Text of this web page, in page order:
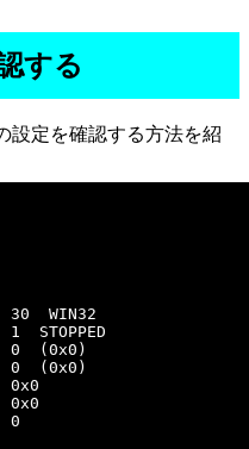
する
設定を確認する方法を紹
30  WIN32
1  STOPPED
0  (0x0)
0  (0x0)
0x0
0x0
0